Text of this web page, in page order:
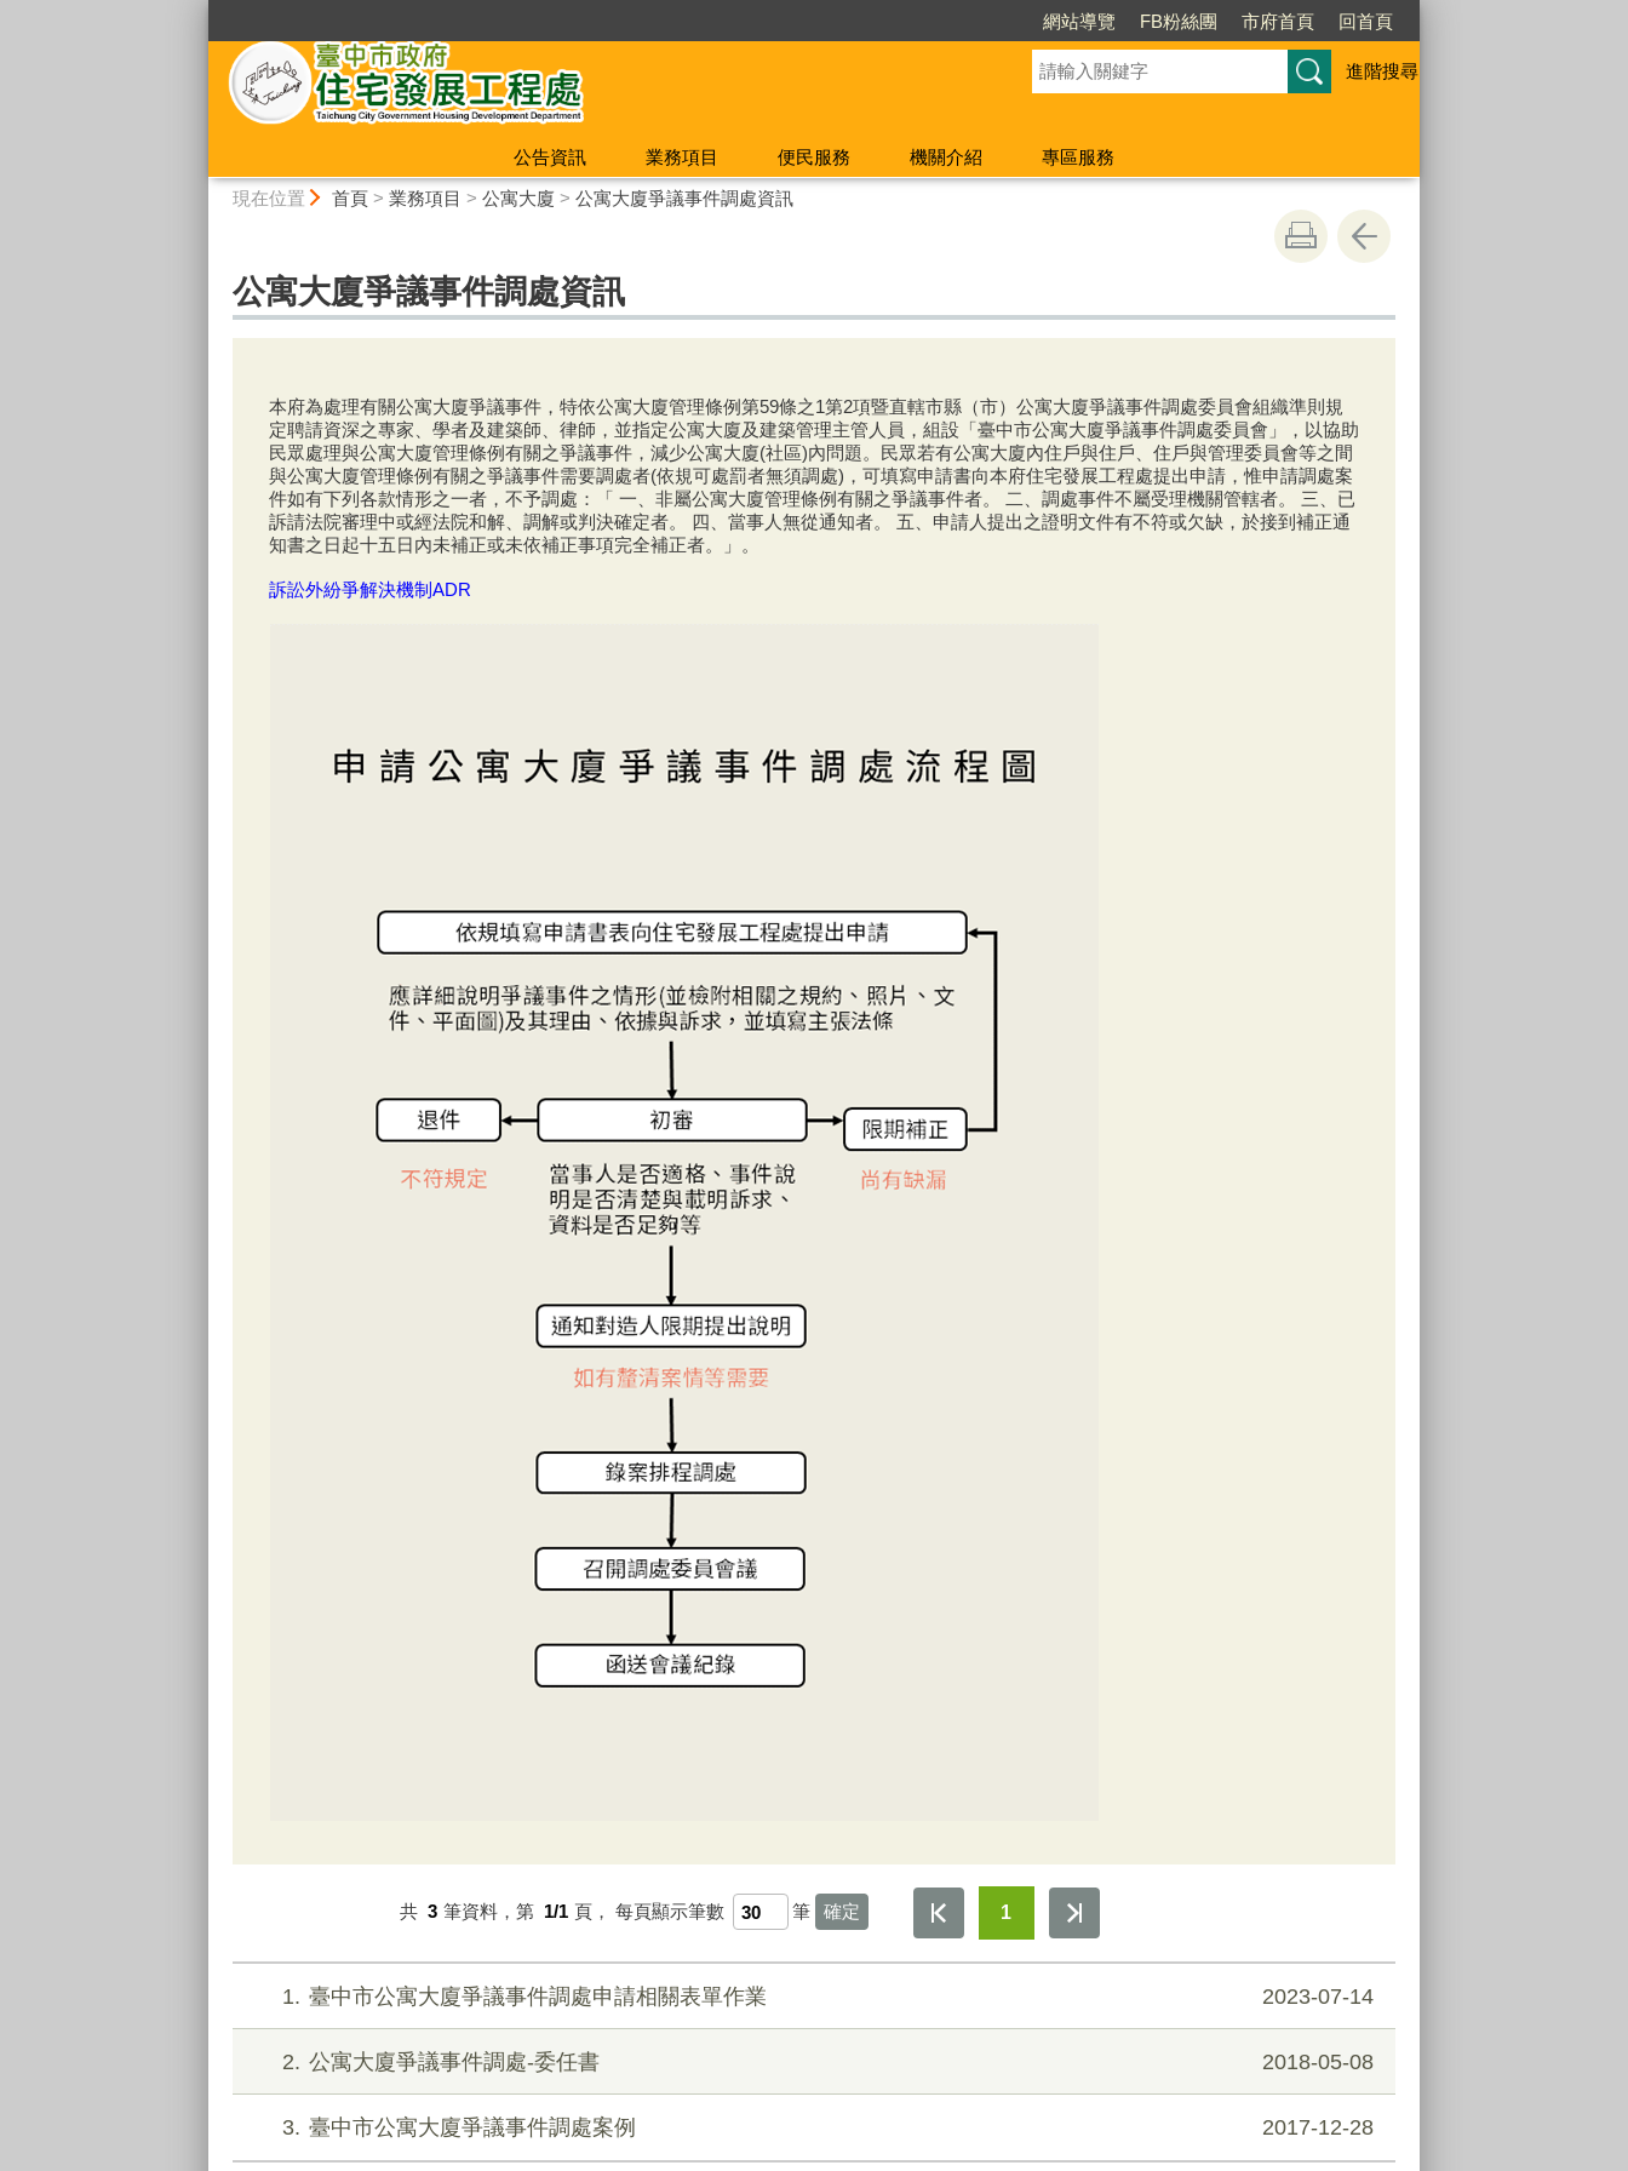
網站導覽 FB粉絲團 市府首頁 回首頁
進階搜尋
公告資訊 業務項目 便民服務 機關介紹
專區服務
現在位置 首頁> 業務項目 > 公寓大廈 > 公寓大廈爭議事件調處資訊
公寓大廈爭議事件調處資訊
本府為處理有關公寓大廈爭議事件，特依公寓大廈管理條例第59條之1第2項暨直轄市縣（市）公寓大廈爭議事件調處委員會組織準則規
定聘請資深之專家、學者及建築師、律師，並指定公寓大廈及建築管理主管人員，組設「臺中市公寓大廈爭議事件調處委員會」，以協助
民眾處理與公寓大廈管理條例有關之爭議事件，減少公寓大廈(社區)內問題。民眾若有公寓大廈內住戶與住戶、住戶與管理委員會等之間
與公寓大廈管理條例有關之爭議事件需要調處者(依規可處罰者無須調處) ，可填寫申請書向本府住宅發展工程處提出申請，惟申請調處案
件如有下列各款情形之一者，不予調處：「 一、非屬公寓大廈管理條例有關之爭議事件者。 二、調處事件不屬受理機關管轄者。 三、已
訴請法院審理中或經法院和解、調解或判決確定者。 四、當事人無從通知者。 五、申請人提出之證明文件有不符或欠缺，於接到補正通
知書之日起十五日內未補正或未依補正事項完全補正者。」。
訴訟外紛爭解決機制ADR
共 3 筆資料，第 1/1 頁， 每頁顯示筆數 筆 1
1 臺中市公寓大廈爭議事件調處申請相關表單作業 2023-07-14
2 公寓大廈爭議事件調處-委任書 2018-05-08
3 臺中市公寓大廈爭議事件調處案例 2017-12-28